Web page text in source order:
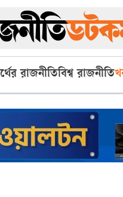
রাজনীতিবিশ্ব রাজনীতি